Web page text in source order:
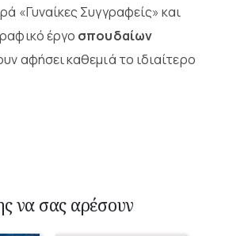
«Γυναίκες Συγγραφείς» και
έργο σπουδαίων
αφήσει καθεμιά το ιδιαίτερο
να σας αρέσουν